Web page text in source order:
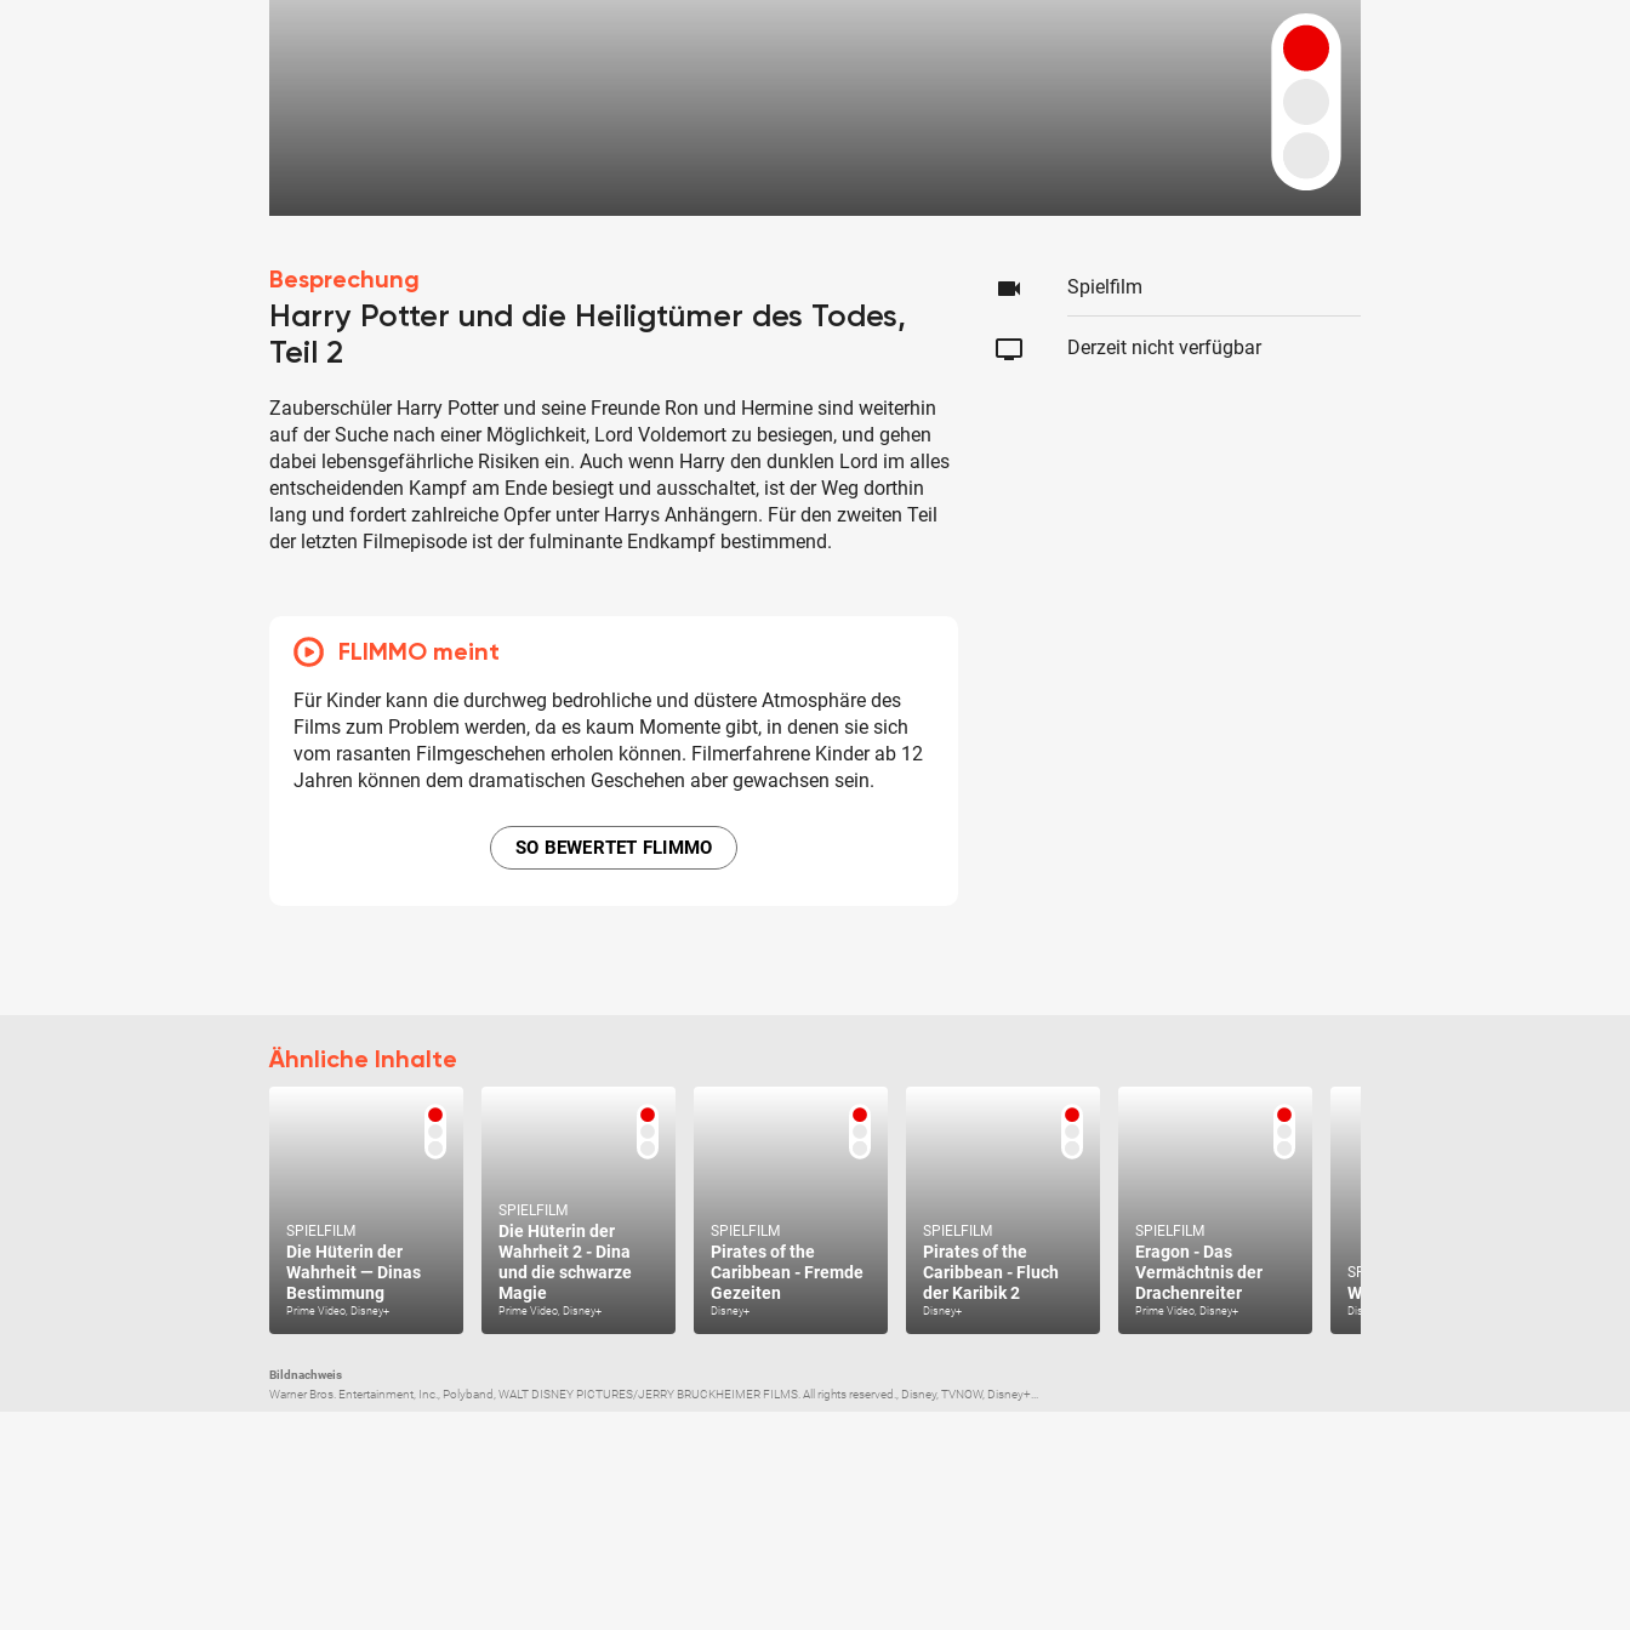
Besprechung
Harry Potter und die Heiligtümer des Todes,
Teil 2
Zauberschüler Harry Potter und seine Freunde Ron und Hermine sind weiterhin
auf der Suche nach einer Möglichkeit, Lord Voldemort zu besiegen, und gehen
dabei lebensgefährliche Risiken ein. Auch wenn Harry den dunklen Lord im alles
entscheidenden Kampf am Ende besiegt und ausschaltet, ist der Weg dorthin
lang und fordert zahlreiche Opfer unter Harrys Anhängern. Für den zweiten Teil
der letzten Filmepisode ist der fulminante Endkampf bestimmend.
FLIMMO meint
Für Kinder kann die durchweg bedrohliche und düstere Atmosphäre des
Films zum Problem werden, da es kaum Momente gibt, in denen sie sich
vom rasanten Filmgeschehen erholen können. Filmerfahrene Kinder ab 12
Jahren können dem dramatischen Geschehen aber gewachsen sein.
SO BEWERTET FLIMMO
videocam Spielfilm
tv Derzeit nicht verfügbar
Ähnliche Inhalte
SPIELFILM
Die Hüterin der
Wahrheit — Dinas
Bestimmung
Prime Video, Disney+
SPIELFILM
Die Hüterin der
Wahrheit 2 - Dina
und die schwarze
Magie
Prime Video, Disney+
SPIELFILM
Pirates of the
Caribbean - Fremde
Gezeiten
Disney+
SPIELFILM
Pirates of the
Caribbean - Fluch
der Karibik 2
Disney+
SPIELFILM
Eragon - Das
Vermächtnis der
Drachenreiter
Prime Video, Disney+
SPIELFILM
Willow (1988)
Disney+
Bildnachweis
Warner Bros. Entertainment, Inc., Polyband, WALT DISNEY PICTURES/JERRY BRUCKHEIMER FILMS. All rights reserved., Disney, TVNOW, Disney+...